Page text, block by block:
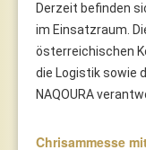
Derzeit befinden
im Einsatzraum.
österreichischen
die Logistik sowie
NAQOURA
Chrisammesse